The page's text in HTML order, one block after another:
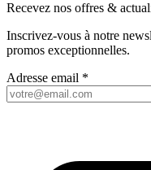
Recevez nos offres &
Inscrivez-vous à notre
promos exceptionnelles.
Adresse email *